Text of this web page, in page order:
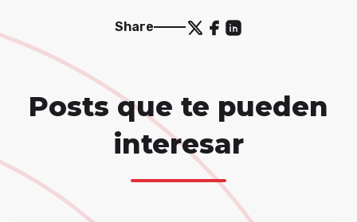
Share
Posts que te pueden
interesar